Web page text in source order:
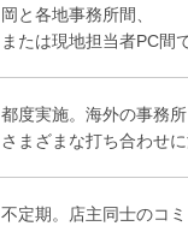
岡と各地事務所間、
または現地担当者PC間
都度実施。海外の事務
さまざまな打ち合わせに
不定期。店主同士のコ